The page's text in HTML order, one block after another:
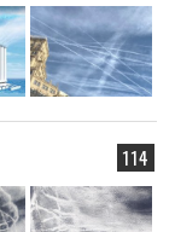
114